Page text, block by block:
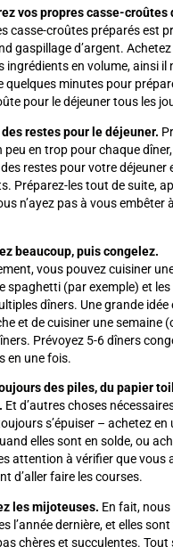
vos propres casse-croûtes
casse-croûtes préparés est
gaspillage d’argent.
ingrédients en volume, ainsi il
quelques minutes pour
pour le déjeuner tous les
restes pour le déjeuner.
peu en trop pour chaque
restes pour votre déjeuner
Préparez-les tout de suite,
n’ayez pas à vous embêter
beaucoup, puis congelez.
vous pouvez cuisiner
spaghetti (par exemple) et les
dîners. Une grande idée
et de cuisiner une semaine
Prévoyez 5-6 dîners
en une fois.
des piles, du papier
Et d’autres choses
s’épuiser – achetez en
elles sont en solde, ou
attention à vérifier que vous
d’aller faire les courses.
lesmijoteuses. En fait,
l’année dernière, et elles
chères et succulentes. Tout